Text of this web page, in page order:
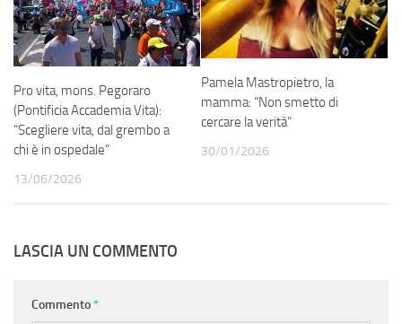
Pro vita, mons. Pegoraro
(Pontificia Accademia Vita):
“Scegliere vita, dal grembo a
chi è in ospedale”
13/06/2026
Pamela Mastropietro, la
mamma: “Non smetto di
cercare la verità”
30/01/2026
LASCIA UN COMMENTO
Commento*